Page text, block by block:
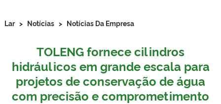
Lar > Notícias > Notícias Da Empresa
TOLENG fornece cilindros
hidráulicos em grande escala para
projetos de conservação de água
com precisão e comprometimento